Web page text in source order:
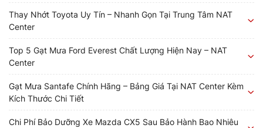
Thay Nhớt Toyota Uy Tín – Nhanh Gọn Tại Trung Tâm NAT
Center
Top 5 Gạt Mưa Ford Everest Chất Lượng Hiện Nay – NAT
Center
Gạt Mưa Santafe Chính Hãng – Bảng Giá Tại NAT Center Kèm
Kích Thước Chi Tiết
Chi Phí Bảo Dưỡng Xe Mazda CX5 Sau Bảo Hành Bao Nhiêu